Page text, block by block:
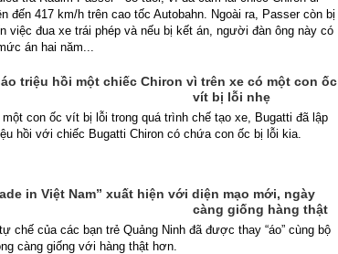
đến 417 km/h trên cao tốc Autobahn. Ngoài ra, Passer còn bị
việc đua xe trái phép và nếu bị kết án, người đàn ông này có
án hai năm...
triệu hồi một chiếc Chiron vì trên xe có một con ốc
vít bị lỗi nhẹ
một con ốc vít bị lỗi trong quá trình chế tạo xe, Bugatti đã lập
hồi với chiếc Bugatti Chiron có chứa con ốc bị lỗi kia.
in Việt Nam” xuất hiện với diện mạo mới, ngày
càng giống hàng thật
chế của các bạn trẻ Quảng Ninh đã được thay “áo” cùng bộ
càng giống với hàng thật hơn.